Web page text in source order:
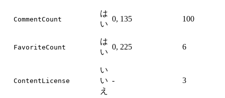
CommentCount
は
い
0, 135 100
FavoriteCount
は
い
0, 225 6
ContentLicense
い
い
え
- 3